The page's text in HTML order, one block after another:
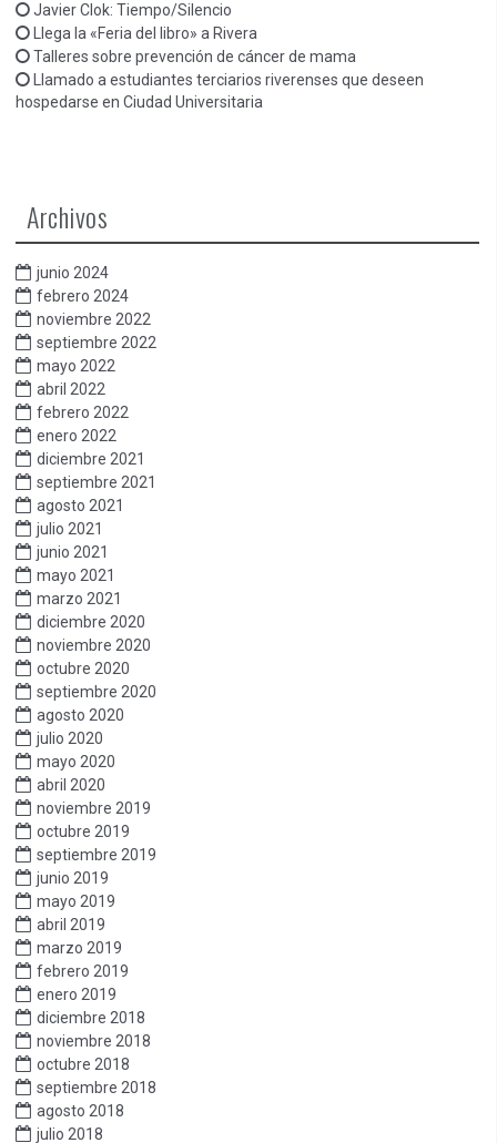
Javier Clok: Tiempo/Silencio
Llega la «Feria del libro» a Rivera
Talleres sobre prevención de cáncer de mama
Llamado a estudiantes terciarios riverenses que deseen
hospedarse en Ciudad Universitaria
Archivos
junio 2024
febrero 2024
noviembre 2022
septiembre 2022
mayo 2022
abril 2022
febrero 2022
enero 2022
diciembre 2021
septiembre 2021
agosto 2021
julio 2021
junio 2021
mayo 2021
marzo 2021
diciembre 2020
noviembre 2020
octubre 2020
septiembre 2020
agosto 2020
julio 2020
mayo 2020
abril 2020
noviembre 2019
octubre 2019
septiembre 2019
junio 2019
mayo 2019
abril 2019
marzo 2019
febrero 2019
enero 2019
diciembre 2018
noviembre 2018
octubre 2018
septiembre 2018
agosto 2018
julio 2018